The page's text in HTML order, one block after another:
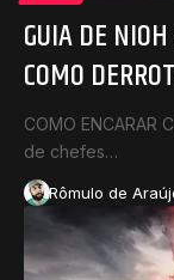
GUIA DE
COMO
COMO ENCARAR
de chefes…
Rômulo de